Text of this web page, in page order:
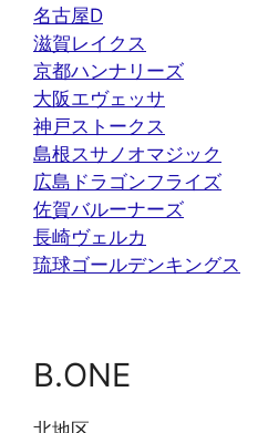
名古屋D
滋賀レイクス
京都ハンナリーズ
大阪エヴェッサ
神戸ストークス
島根スサノオマジック
広島ドラゴンフライズ
佐賀バルーナーズ
長崎ヴェルカ
琉球ゴールデンキングス
B.ONE